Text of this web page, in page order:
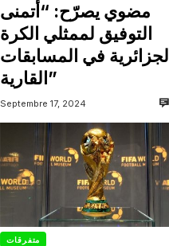
مضوي يصرّح: “أتمنى
التوفيق لممثلي الكرة
الجزائرية في المسابقات
القارية”
Septembre 17, 2024
متفرقات